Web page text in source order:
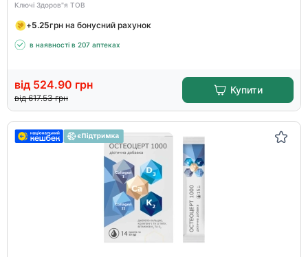
Ключі Здоров"я ТОВ
+5.25грн на бонусний рахунок
в наявності в 207 аптеках
від 524.90 грн
від 617.53грн
Купити